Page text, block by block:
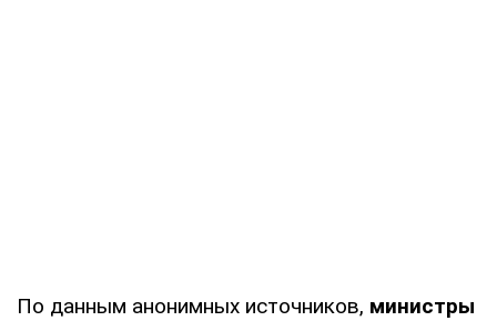
По данным анонимных источников, министры